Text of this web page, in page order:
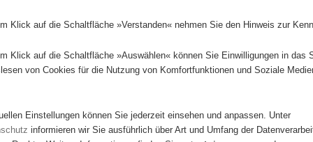
auf Karte anzeigen
Initiativen Projekte Nach Alphabet Nach
635 Suchergebnisse
Klick auf die Schaltfläche »Verstanden« nehmen Sie den Hinweis zur
Klick auf die Schaltfläche »Auswählen« können Sie Einwilligungen in das
von Cookies für die Nutzung von Komfortfunktionen und Soziale
Einstellungen können Sie jederzeit einsehen und anpassen. Unter
informieren wir Sie ausführlich über Art und Umfang der